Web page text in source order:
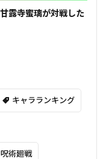
露寺蜜璃が対戦した
キャラランキング
呪術廻戦